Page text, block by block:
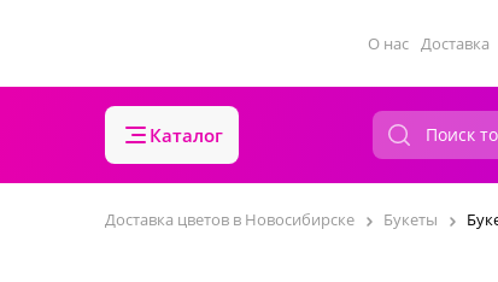
О нас Доставка
Каталог
Доставка цветов в Новосибирске Букеты